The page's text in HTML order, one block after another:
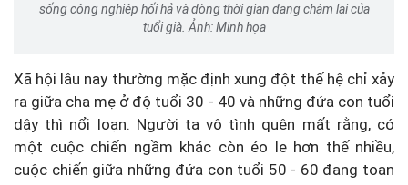
sống công nghiệp hối hả và dòng thời gian đang chậm lại của
tuổi già. Ảnh: Minh họa
Xã hội lâu nay thường mặc định xung đột thế hệ chỉ xảy
ra giữa cha mẹ ở độ tuổi 30 - 40 và những đứa con tuổi
dậy thì nổi loạn. Người ta vô tình quên mất rằng, có
một cuộc chiến ngầm khác còn éo le hơn thế nhiều,
cuộc chiến giữa những đứa con tuổi 50 - 60 đang toan